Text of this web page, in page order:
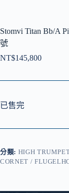
Stomvi Titan Bb/A
號
NT$145,800
已售完
分類: HIGH
CORNET /